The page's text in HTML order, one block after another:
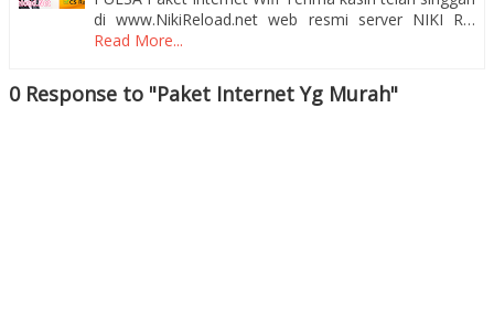
di www.NikiReload.net web resmi server NIKI R…
Read More...
0 Response to "Paket Internet Yg Murah"